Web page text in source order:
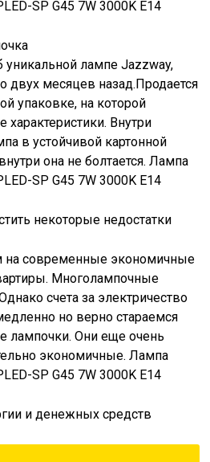
SP G45 7W 3000K E14
уникальной лампе Jazzway,
двух месяцев назад.Продается
упаковке, на которой
характеристики. Внутри
в устойчивой картонной
она не болтается. Лампа
SP G45 7W 3000K E14
некоторые недостатки
на современные экономичные
Многолампочные
счета за электричество
но верно стараемся
лампочки. Они еще очень
экономичные. Лампа
SP G45 7W 3000K E14
и денежных средств